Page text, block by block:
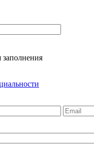
заполнения